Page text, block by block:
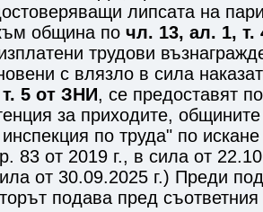
липсата на
община по чл. 13, ал. 1,
трудови
с влязло в сила
5 от ЗНИ, се предоставят
за приходите,
по труда" по
83 от 2019 г., в сила от
от 30.09.2025 г.) Преди
подава пред